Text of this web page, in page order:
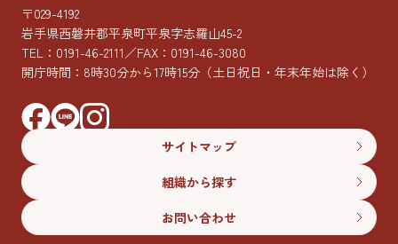
〒029-4192
岩手県西磐井郡平泉町平泉字志羅山45-2
TEL： 0191-46-2111／FAX：0191-46-3080
開庁時間：8時30分から17時15分 （土日祝日・年末年始は除く）
サイトマップ
組織から探す
お問い合わせ